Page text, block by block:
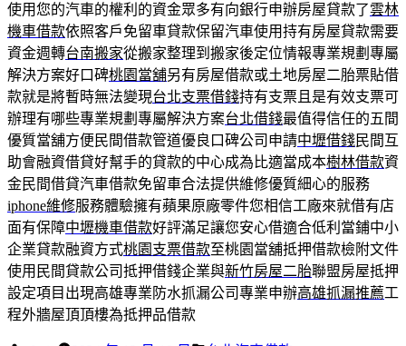
使用您的汽車的權利的資金眾多有向銀行申辦房屋貸款了雲林
機車借款依照客戶免留車貸款保留汽車使用持有房屋貸款需要
資金週轉台南搬家從搬家整理到搬家後定位情報專業規劃專屬
解決方案好口碑桃園當舖另有房屋借款或土地房屋二胎票貼借
款就是將暫時無法變現台北支票借錢持有支票且是有效支票可
辦理有哪些專業規劃專屬解決方案台北借錢最值得信任的五間
優質當舖方便民間借款管道優良口碑公司申請中壢借錢民間互
助會融資借貸好幫手的貸款的中心成為比適當成本樹林借款資
金民間借貸汽車借款免留車合法提供維修優質細心的服務
iphone維修服務體驗擁有蘋果原廠零件您相信工廠來就借有店
面有保障中壢機車借款好評滿足讓您安心借適合低利當鋪中小
企業貸款融資方式桃園支票借款至桃園當舖抵押借款檢附文件
使用民間貸款公司抵押借錢企業與新竹房屋二胎聯盟房屋抵押
設定項目出現高雄專業防水抓漏公司專業申辦高雄抓漏推薦工
程外牆屋頂頂樓為抵押品借款